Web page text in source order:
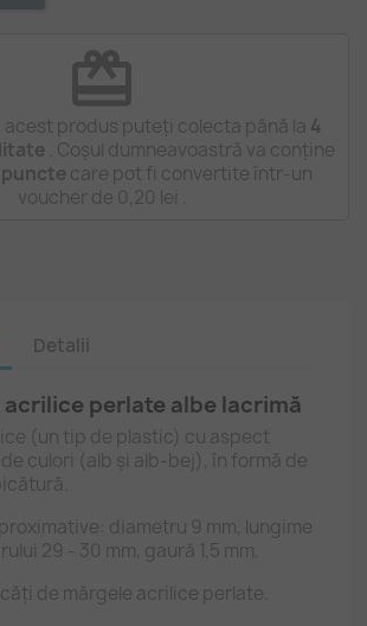
redeem
produs puteți colecta până la 4
. Coșul dumneavoastră va conține
puncte care pot fi convertite într-un
voucher de 0,20 lei
Detalii
perlate albe lacrimă
(un tip de plastic) cu aspect
culori (alb și alb-bej), în formă de
diametru 9 mm, lungime
29 - 30 mm, gaură 1,5 mm.
de mărgele acrilice perlate.